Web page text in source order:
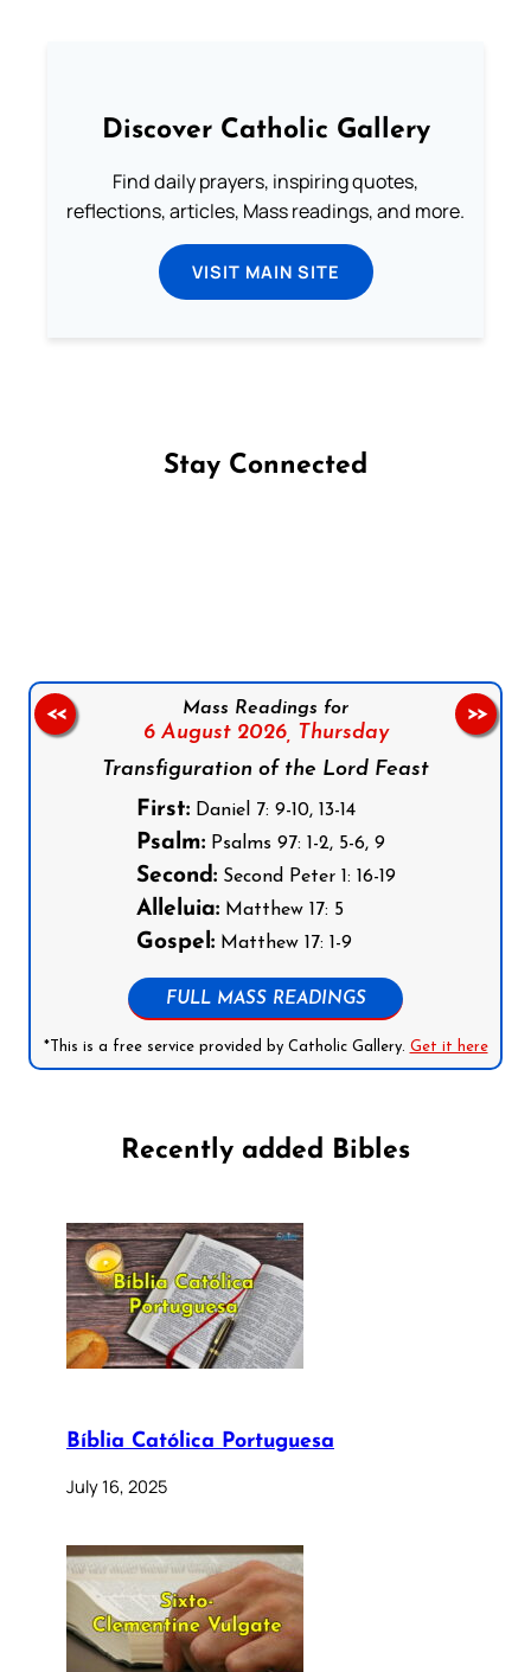
Discover Catholic Gallery
Find daily prayers, inspiring quotes,
reflections, articles, Mass readings, and more.
VISIT MAIN SITE
Stay Connected
Mass Readings for
6 August 2026, Thursday
Transfiguration of the Lord Feast
First:Daniel 7: 9-10, 13-14
Psalm:Psalms 97: 1-2, 5-6, 9
Second:Second Peter 1: 16-19
Alleluia:Matthew 17: 5
Gospel:Matthew 17: 1-9
FULL MASS READINGS
*This is a free service provided by Catholic Gallery. Get it here
<< >>
Recently added Bibles
Bíblia Católica Portuguesa
July 16, 2025